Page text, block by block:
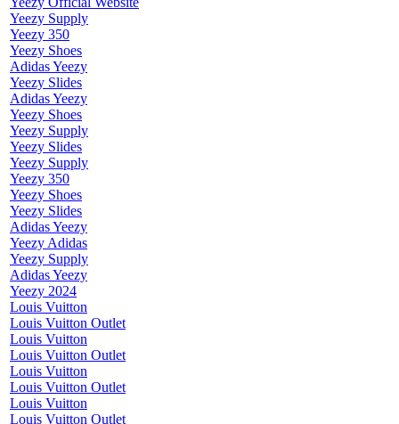
Yeezy Supply
Yeezy 350
Yeezy Shoes
Adidas Yeezy
Yeezy Slides
Adidas Yeezy
Yeezy Shoes
Yeezy Supply
Yeezy Slides
Yeezy Supply
Yeezy 350
Yeezy Shoes
Yeezy Slides
Adidas Yeezy
Yeezy Adidas
Yeezy Supply
Adidas Yeezy
Yeezy 2024
Louis Vuitton
Louis Vuitton Outlet
Louis Vuitton
Louis Vuitton Outlet
Louis Vuitton
Louis Vuitton Outlet
Louis Vuitton
Louis Vuitton Outlet